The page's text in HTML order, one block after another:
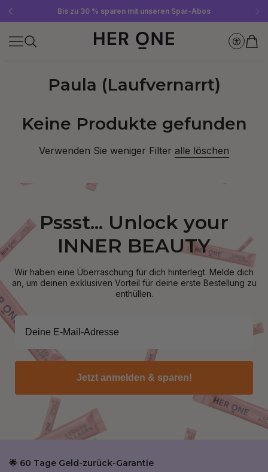
Gratis SLEEP WELL ab 69 € MBW - nur solange der Vorrat reicht!
Jetzt Newsletter abonnieren und 10 €-Gutschein sichern
Bis zu 30 % sparen mit unseren Spar-Abos
Paula (Laufvernarrt)
Keine Produkte gefunden
Verwenden Sie weniger Filter alle löschen
Pssst... Unlock your
INNER BEAUTY
Wir haben eine Überraschung für dich hinterlegt. Melde dich
an, um deinen exklusiven Vorteil für deine erste Bestellung zu
enthüllen.
Jetzt anmelden & sparen!
🌟 60 Tage Geld-zurück-Garantie